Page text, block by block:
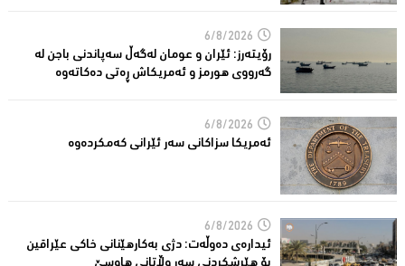
6/8/2026
رۆیتەرز: ئێران و عومان لەگەڵ سەپاندنی باجن لە
گەرووی هورمز و ئەمریکاش ڕەتی دەکاتەوە
6/8/2026
ئه‌مریكا سزاكانی سه‌ر ئێرانی كه‌مكرده‌وه‌
6/8/2026
ئیدارەى دەوڵەت: دژى بەکارهێنانى خاکی عێراقین